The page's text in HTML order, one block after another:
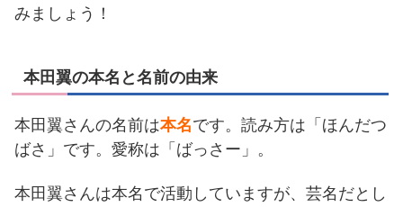
みましょう！
本田翼の本名と名前の由来
本田翼さんの名前は本名です。読み方は「ほんだつ
ばさ」です。愛称は「ばっさー」。
本田翼さんは本名で活動していますが、芸名だとし